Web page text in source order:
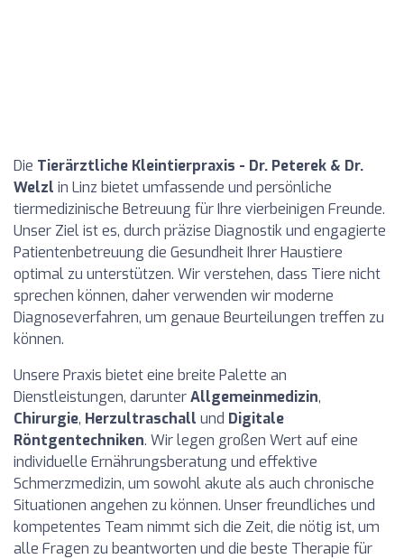
Die Tierärztliche Kleintierpraxis - Dr. Peterek & Dr.
Welzl in Linz bietet umfassende und persönliche
tiermedizinische Betreuung für Ihre vierbeinigen Freunde.
Unser Ziel ist es, durch präzise Diagnostik und engagierte
Patientenbetreuung die Gesundheit Ihrer Haustiere
optimal zu unterstützen. Wir verstehen, dass Tiere nicht
sprechen können, daher verwenden wir moderne
Diagnoseverfahren, um genaue Beurteilungen treffen zu
können.
Unsere Praxis bietet eine breite Palette an
Dienstleistungen, darunterAllgemeinmedizin,
Chirurgie, Herzultraschall und Digitale
Röntgentechniken. Wir legen großen Wert auf eine
individuelle Ernährungsberatung und effektive
Schmerzmedizin, um sowohl akute als auch chronische
Situationen angehen zu können. Unser freundliches und
kompetentes Team nimmt sich die Zeit, die nötig ist, um
alle Fragen zu beantworten und die beste Therapie für